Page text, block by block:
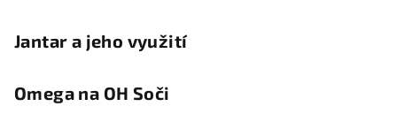
Jantar a jeho využití
Omega na OH Soči